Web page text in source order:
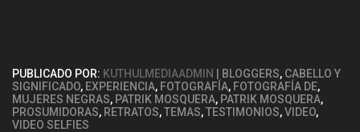
PUBLICADO POR: KUTHULMEDIAADMIN BLOGGERS, CABELLO Y
SIGNIFICADO, EXPERIENCIA, FOTOGRAFÍA, FOTOGRAFÍA DE,
MUJERES NEGRAS, PATRIK MOSQUERA, PATRIK MOSQUERA,
PROSUMIDORAS, RETRATOS,TEMAS,TESTIMONIOS,VIDEO,
VIDEO SELFIES